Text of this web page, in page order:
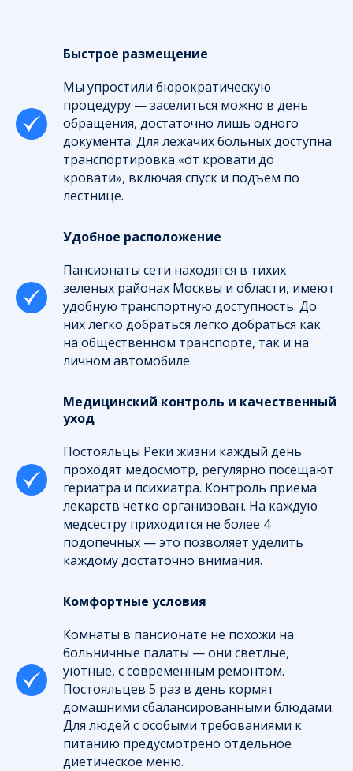
Быстрое размещение
Мы упростили бюрократическую
процедуру — заселиться можно в день
обращения, достаточно лишь одного
документа. Для лежачих больных доступна
транспортировка «от кровати до
кровати», включая спуск и подъем по
лестнице.
Удобное расположение
Пансионаты сети находятся в тихих
зеленых районах Москвы и области, имеют
удобную транспортную доступность. До
них легко добраться легко добраться как
на общественном транспорте, так и на
личном автомобиле
Медицинский контроль и качественный
уход
Постояльцы Реки жизни каждый день
проходят медосмотр, регулярно посещают
гериатра и психиатра. Контроль приема
лекарств четко организован. На каждую
медсестру приходится не более 4
подопечных — это позволяет уделить
каждому достаточно внимания.
Комфортные условия
Комнаты в пансионате не похожи на
больничные палаты — они светлые,
уютные, с современным ремонтом.
Постояльцев 5 раз в день кормят
домашними сбалансированными блюдами.
Для людей с особыми требованиями к
питанию предусмотрено отдельное
диетическое меню.